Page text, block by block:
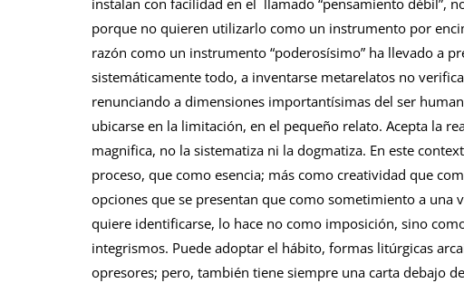
instalan con facilidad en el llamado “pensamiento débil”,
porque no quieren utilizarlo como un instrumento por
razón como un instrumento “poderosísimo” ha llevado a
sistemáticamente todo, a inventarse metarelatos no
renunciando a dimensiones importantísimas del ser
ubicarse en la limitación, en el pequeño relato. Acepta la
magnifica, no la sistematiza ni la dogmatiza. En este
proceso, que como esencia; más como creatividad que
opciones que se presentan que como sometimiento a una
quiere identificarse, lo hace no como imposición, sino
integrismos. Puede adoptar el hábito, formas litúrgicas
opresores; pero, también tiene siempre una carta debajo